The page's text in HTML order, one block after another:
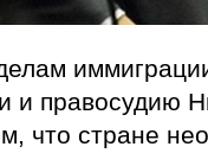
и правосудию
что стране